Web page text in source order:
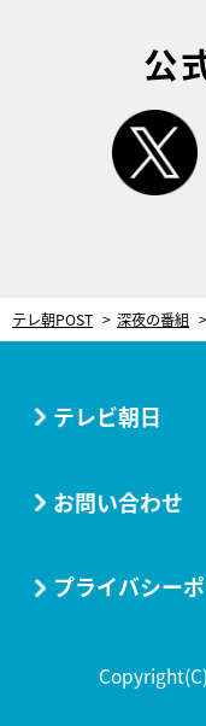
公
テレ朝POST 深夜の番組
テレビ朝日
お問い合わせ
プライバシー